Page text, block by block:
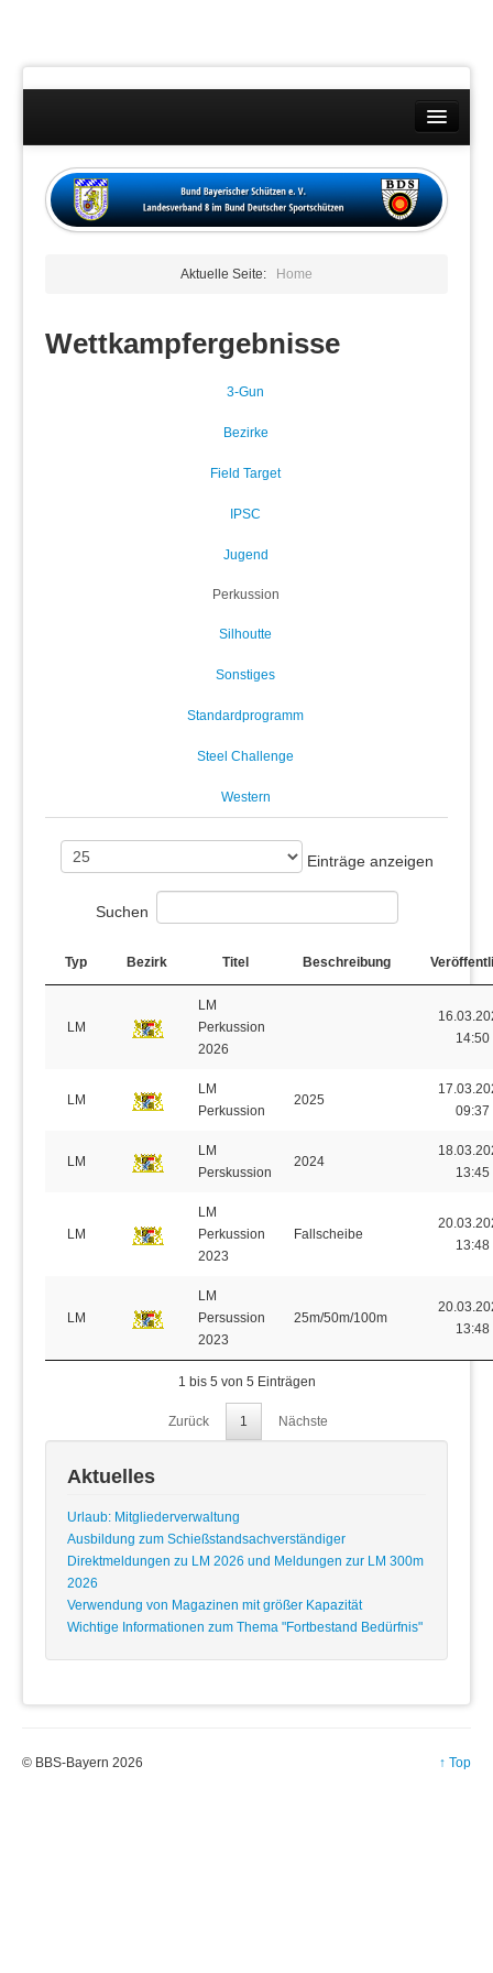
Wettkämpfe
Datenschutzübersicht
Impressum
Aktuelle Seite: Home
Wettkampfergebnisse
3-Gun
Bezirke
Field Target
IPSC
Jugend
Perkussion
Silhoutte
Sonstiges
Standardprogramm
Steel Challenge
Western
Einträge anzeigen
Suchen
Typ Bezirk Titel Beschreibung
LM
LM
Perkussion
2026
14:50
LM
LM
Perkussion
2025
09:37
LM
LM
Perskussion
2024
13:45
LM
LM
Perkussion
2023
Fallscheibe
13:48
LM
LM
Persussion
2023
25m/50m/100m
13:48
1 bis 5 von 5 Einträgen
Zurück 1 Nächste
Aktuelles
Urlaub: Mitgliederverwaltung
Ausbildung zum Schießstandsachverständiger
Direktmeldungen zu LM 2026 und Meldungen zur LM 300m
2026
Verwendung von Magazinen mit größer Kapazität
Wichtige Informationen zum Thema "Fortbestand Bedürfnis"
↑ Top
© BBS-Bayern 2026